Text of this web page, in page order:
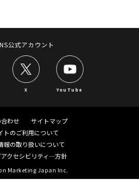
公式アカウント
X YouTube
わせ
サイトマップ
トのご利用について
報の取り扱いについて
アクセシビリティ―方針
Marketing Japan Inc.